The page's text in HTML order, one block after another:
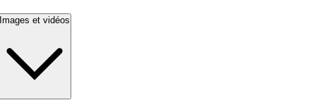
Images et vidéos